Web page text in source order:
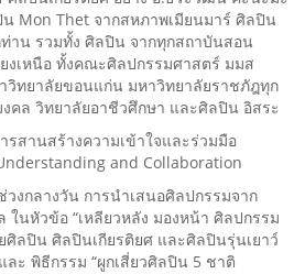
Mon Thet จากสหภาพเมียนมาร์ ศิลปิน
าน รวมทั้ง ศิลปิน จากทุกสถาบันสอน
งเหนือ ทั้งคณะศิลปกรรมศาสตร์ มมส
ทยาลัยขอนแก่น มหาวิทยาลัยราชภัฎทุก
คล วิทยาลัยอาชีวศึกษา และศิลปิน อิสระ
รสานสร้างความเข้าใจและร่วมมือ
and Collaboration
งกลางวัน การนำเสนอศิลปกรรมจาก
นหัวข้อ “เหลียวหลัง มองหน้า ศิลปกรรม
ศิลปิน ศิลปินเกียรติยศ และศิลปินรุ่นเยาว์
ละ พิธีกรรม “ผูกเสี่ยวศิลปิน 5 ชาติ